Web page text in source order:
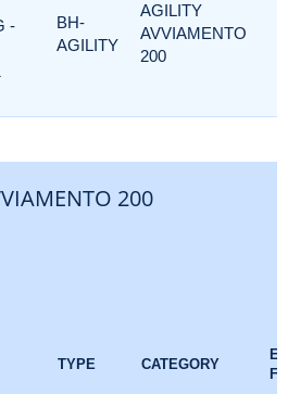
-
BH-
AGILITY
AGILITY
AVVIAMENTO
200
200
TYPE CATEGORY